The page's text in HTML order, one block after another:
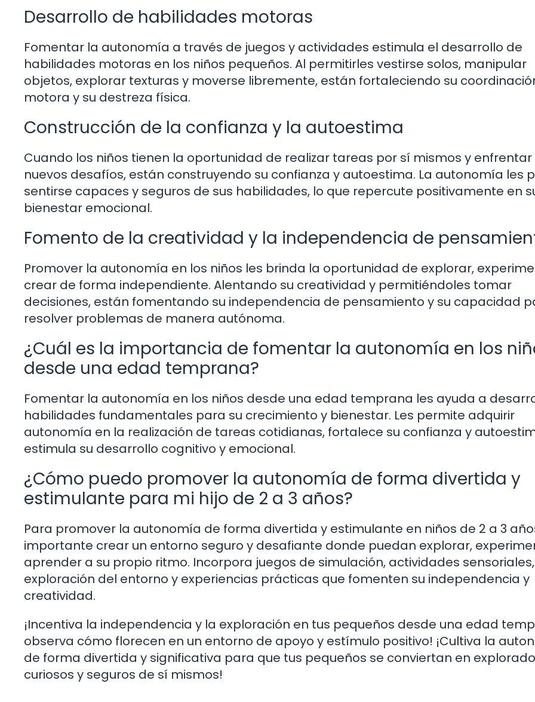
Desarrollo de habilidades motoras
Fomentar la autonomía a través de juegos y actividades estimula el desarrollo de
habilidades motoras en los niños pequeños. Al permitirles vestirse solos, manipular
objetos, explorar texturas y moverse libremente, están fortaleciendo su
motora y su destreza física.
Construcción de la confianza y la autoestima
Cuando los niños tienen la oportunidad de realizar tareas por sí mismos y enfrentar
nuevos desafíos, están construyendo su confianza y autoestima. La autonomía les
sentirse capaces y seguros de sus habilidades, lo que repercute positivamente en
bienestar emocional.
Fomento de la creatividad y la independencia de
Promover la autonomía en los niños les brinda la oportunidad de explorar,
crear de forma independiente. Alentando su creatividad y permitiéndoles tomar
decisiones, están fomentando su independencia de pensamiento y su capacidad
resolver problemas de manera autónoma.
¿Cuál es la importancia de fomentar la autonomía en los
desde una edad temprana?
Fomentar la autonomía en los niños desde una edad temprana les ayuda a
habilidades fundamentales para su crecimiento y bienestar. Les permite adquirir
autonomía en la realización de tareas cotidianas, fortalece su confianza y
estimula su desarrollo cognitivo y emocional.
¿Cómo puedo promover la autonomía de forma divertida y
estimulante para mi hijo de 2 a 3 años?
Para promover la autonomía de forma divertida y estimulante en niños de 2 a 3
importante crear un entorno seguro y desafiante donde puedan explorar,
aprender a su propio ritmo. Incorpora juegos de simulación, actividades sensoriales,
exploración del entorno y experiencias prácticas que fomenten su independencia y
creatividad.
¡Incentiva la independencia y la exploración en tus pequeños desde una edad
observa cómo florecen en un entorno de apoyo y estímulo positivo! ¡Cultiva la
de forma divertida y significativa para que tus pequeños se conviertan en
curiosos y seguros de sí mismos!